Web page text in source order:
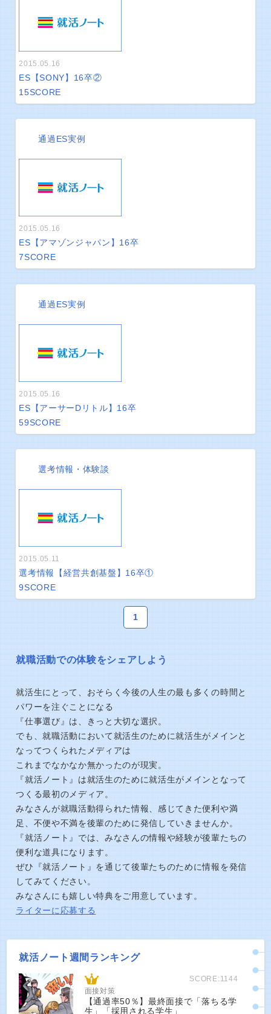
2015.05.16
ES【SONY】16卒②
15SCORE
通過ES実例
2015.05.16
ES【アマゾンジャパン】16卒
7SCORE
通過ES実例
2015.05.16
ES【アーサーDリトル】16卒
59SCORE
選考情報・体験談
2015.05.11
選考情報【経営共創基盤】16卒①
9SCORE
1
就職活動での体験をシェアしよう
就活生にとって、おそらく今後の人生の最も多くの時間と
パワーを注ぐことになる
『仕事選び』は、きっと大切な選択。
でも、就職活動において就活生のために就活生がメインと
なってつくられたメディアは
これまでなかなか無かったのが現実。
『就活ノート』は就活生のために就活生がメインとなって
つくる最初のメディア。
みなさんが就職活動得られた情報、感じてきた便利や満
足、不便や不満を後輩のために発信していきませんか。
『就活ノート』では、みなさんの情報や経験が後輩たちの
便利な道具になります。
ぜひ『就活ノート』を通じて後輩たちのために情報を発信
してみてください。
みなさんにも嬉しい特典をご用意しています。
ライターに応募する
就活ノート週間ランキング
SCORE:1144
面接対策
【通過率50％】最終面接で「落ちる学
生」「採用される学生」